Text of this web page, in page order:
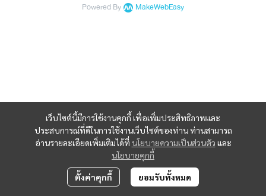
เว็บไซต์นี้มีการใช้งานคุกกี้ เพื่อเพิ่มประสิทธิภาพและ
ประสบการณ์ที่ดีในการใช้งานเว็บไซต์ของท่าน ท่านสามารถ
อ่านรายละเอียดเพิ่มเติมได้ที่ นโยบายความเป็นส่วนตัว และ
นโยบายคุกกี้
ตั้งค่าคุกกี้ ยอมรับทั้งหมด
Powered By MakeWebEasy